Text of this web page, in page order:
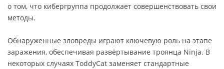
о том, что кибергруппа продолжает совершенствовать свои
методы.
Обнаруженные зловреды играют ключевую роль на этапе
заражения, обеспечивая развёртывание троянца Ninja. В
некоторых случаях ToddyCat заменяет стандартные